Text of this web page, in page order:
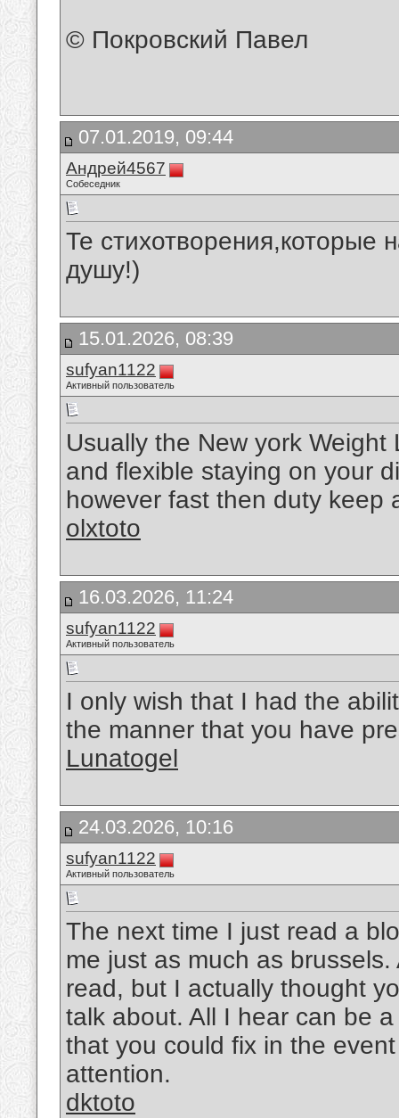
© Покровский Павел
07.01.2019, 09:44
Андрей4567
Собеседник
Те стихотворения,которые
душу!)
15.01.2026, 08:39
sufyan1122
Активный пользователь
Usually the New york
and flexible staying on your
however fast then duty keep
olxtoto
16.03.2026, 11:24
sufyan1122
Активный пользователь
I only wish that I had the
the manner that you have
Lunatogel
24.03.2026, 10:16
sufyan1122
Активный пользователь
The next time I just read a
me just as much as
read, but I actually thought
talk about. All I hear can be
that you could fix in the
attention.
dktoto